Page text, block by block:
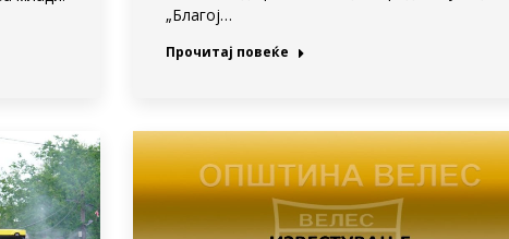
„Благој…
Прочитај повеќе